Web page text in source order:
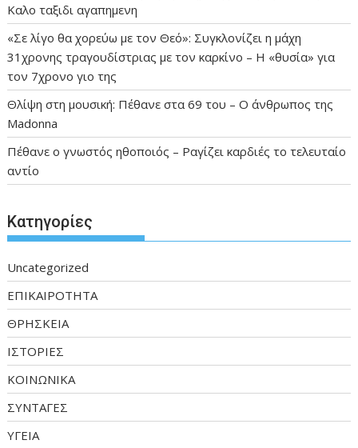
Καλο ταξιδι αγαπημενη
«Σε λίγο θα χορεύω με τον Θεό»: Συγκλονίζει η μάχη
31χρονης τραγουδίστριας με τον καρκίνο – Η «θυσία» για
τον 7χρονο γιο της
Θλίψη στη μουσική: Πέθανε στα 69 του – Ο άνθρωπος της
Madonna
Πέθανε ο γνωστός ηθοποιός – Ραγίζει καρδιές το τελευταίο
αντίο
Kατηγορίες
Uncategorized
ΕΠΙΚΑΙΡΟΤΗΤΑ
ΘΡΗΣΚΕΙΑ
ΙΣΤΟΡΙΕΣ
ΚΟΙΝΩΝΙΚΑ
ΣΥΝΤΑΓΕΣ
ΥΓΕΙΑ